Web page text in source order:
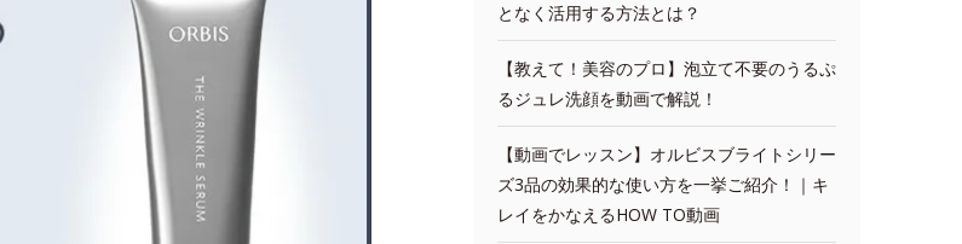
となく活用する方法とは？
【教えて！美容のプロ】泡立て不要のうるぷ
るジュレ洗顔を動画で解説！
【動画でレッスン】オルビスブライトシリー
ズ3品の効果的な使い方を一挙ご紹介！｜キ
レイをかなえるHOW TO動画